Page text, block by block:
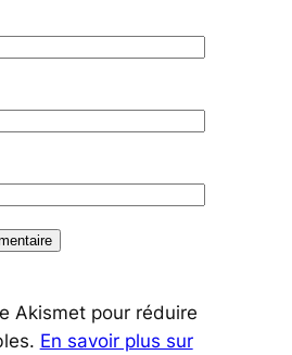
Akismet pour réduire
En savoir plus sur